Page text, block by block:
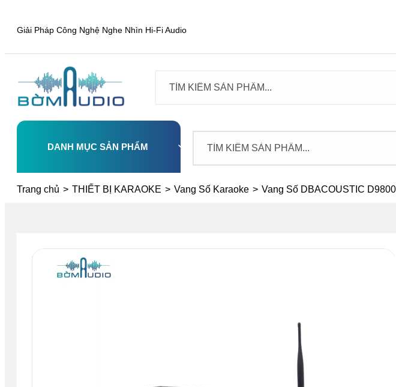
Giải Pháp Công Nghệ Nghe Nhìn Hi-Fi Audio
DANH MỤC SẢN PHẨM
Select
Trang chủ > THIẾT BỊ KARAOKE > Vang Số Karaoke > Vang Số DBACOUSTIC D9800II